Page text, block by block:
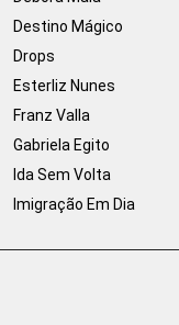
Destino Mágico
Drops
Esterliz Nunes
Franz Valla
Gabriela Egito
Ida Sem Volta
Imigração Em Dia